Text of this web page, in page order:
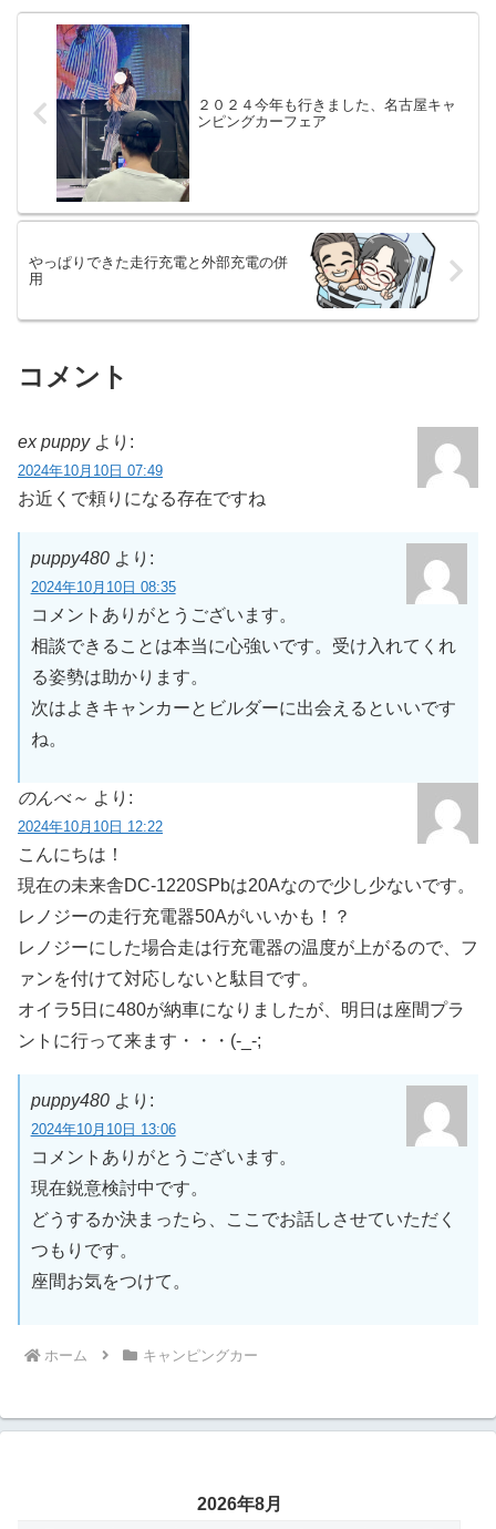
２０２４今年も行きました、名古屋キャ
ンピングカーフェア
やっぱりできた走行充電と外部充電の併
用
コメント
ex puppy より:
2024年10月10日 07:49
お近くで頼りになる存在ですね
puppy480 より:
2024年10月10日 08:35
コメントありがとうございます。
相談できることは本当に心強いです。受け入れてくれ
る姿勢は助かります。
次はよきキャンカーとビルダーに出会えるといいです
ね。
のんべ～ より:
2024年10月10日 12:22
こんにちは！
現在の未来舎DC-1220SPbは20Aなので少し少ないです。
レノジーの走行充電器50Aがいいかも！？
レノジーにした場合走は行充電器の温度が上がるので、フ
ァンを付けて対応しないと駄目です。
オイラ5日に480が納車になりましたが、明日は座間プラ
ントに行って来ます・・・(-_-;
puppy480 より:
2024年10月10日 13:06
コメントありがとうございます。
現在鋭意検討中です。
どうするか決まったら、ここでお話しさせていただく
つもりです。
座間お気をつけて。
ホーム キャンピングカー
2026年8月